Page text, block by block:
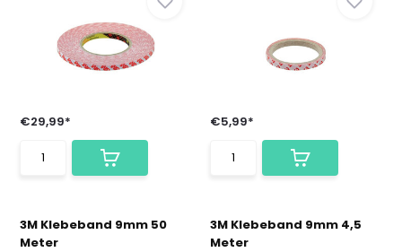
€29,99*
3M Klebeband 9mm 50
Meter
€5,99*
3M Klebeband 9mm 4,5
Meter